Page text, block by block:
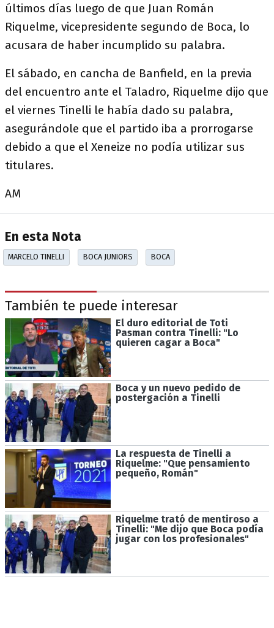
últimos días luego de que Juan Román
Riquelme, vicepresidente segundo de Boca, lo
acusara de haber incumplido su palabra.
El sábado, en cancha de Banfield, en la previa
del encuentro ante el Taladro, Riquelme dijo que
el viernes Tinelli le había dado su palabra,
asegurándole que el partido iba a prorrogarse
debido a que el Xeneize no podía utilizar sus
titulares.
AM
En esta Nota
MARCELO TINELLI BOCA JUNIORS BOCA
También te puede interesar
El duro editorial de Toti
Pasman contra Tinelli: "Lo
quieren cagar a Boca"
Boca y un nuevo pedido de
postergación a Tinelli
La respuesta de Tinelli a
Riquelme: "Que pensamiento
pequeño, Román"
Riquelme trató de mentiroso a
Tinelli: "Me dijo que Boca podía
jugar con los profesionales"